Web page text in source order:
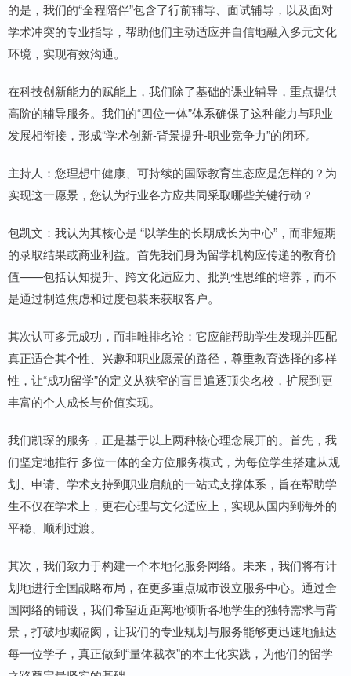
的是，我们的“全程陪伴”包含了行前辅导、面试辅导，以及面对
学术冲突的专业指导，帮助他们主动适应并自信地融入多元文化
环境，实现有效沟通。
在科技创新能力的赋能上，我们除了基础的课业辅导，重点提供
高阶的辅导服务。我们的“四位一体”体系确保了这种能力与职业
发展相衔接，形成“学术创新-背景提升-职业竞争力”的闭环。
主持人：您理想中健康、可持续的国际教育生态应是怎样的？为
实现这一愿景，您认为行业各方应共同采取哪些关键行动？
包凯文：我认为其核心是 “以学生的长期成长为中心”，而非短期
的录取结果或商业利益。首先我们身为留学机构应传递的教育价
值——包括认知提升、跨文化适应力、批判性思维的培养，而不
是通过制造焦虑和过度包装来获取客户。
其次认可多元成功，而非唯排名论：它应能帮助学生发现并匹配
真正适合其个性、兴趣和职业愿景的路径，尊重教育选择的多样
性，让“成功留学”的定义从狭窄的盲目追逐顶尖名校，扩展到更
丰富的个人成长与价值实现。
我们凯琛的服务，正是基于以上两种核心理念展开的。首先，我
们坚定地推行 多位一体的全方位服务模式，为每位学生搭建从规
划、申请、学术支持到职业启航的一站式支撑体系，旨在帮助学
生不仅在学术上，更在心理与文化适应上，实现从国内到海外的
平稳、顺利过渡。
其次，我们致力于构建一个本地化服务网络。未来，我们将有计
划地进行全国战略布局，在更多重点城市设立服务中心。通过全
国网络的铺设，我们希望近距离地倾听各地学生的独特需求与背
景，打破地域隔阂，让我们的专业规划与服务能够更迅速地触达
每一位学子，真正做到“量体裁衣”的本土化实践，为他们的留学